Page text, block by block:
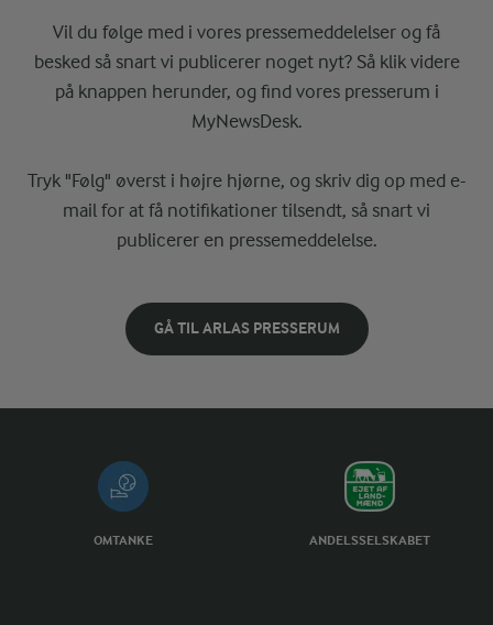
Vil du følge med i vores pressemeddelelser og få
besked så snart vi publicerer noget nyt? Så klik videre
på knappen herunder, og find vores presserum i
MyNewsDesk.
Tryk "Følg" øverst i højre hjørne, og skriv dig op med e-
mail for at få notifikationer tilsendt, så snart vi
publicerer en pressemeddelelse.
GÅ TIL ARLAS PRESSERUM
OMTANKE ANDELSSELSKABET